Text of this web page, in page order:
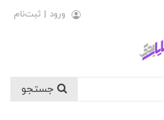
ورود | ثبت‌نام